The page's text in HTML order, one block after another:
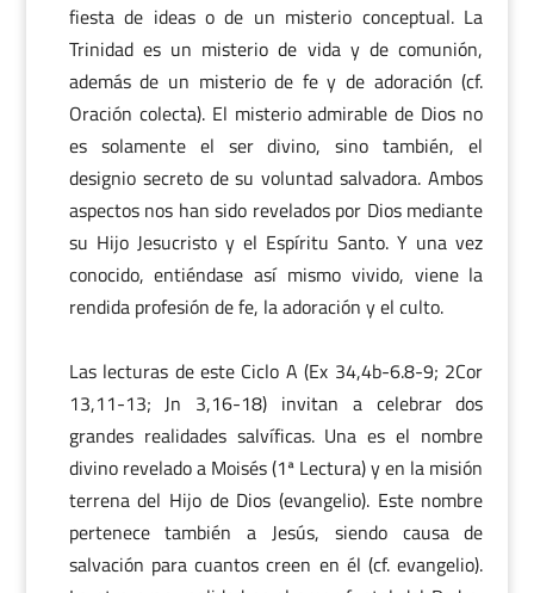
fiesta de ideas o de un misterio conceptual. La
Trinidad es un misterio de vida y de comunión,
además de un misterio de fe y de adoración (cf.
Oración colecta). El misterio admirable de Dios no
es solamente el ser divino, sino también, el
designio secreto de su voluntad salvadora. Ambos
aspectos nos han sido revelados por Dios mediante
su Hijo Jesucristo y el Espíritu Santo. Y una vez
conocido, entiéndase así mismo vivido, viene la
rendida profesión de fe, la adoración y el culto.
Las lecturas de este Ciclo A (Ex 34,4b-6.8-9; 2Cor
13,11-13; Jn 3,16-18) invitan a celebrar dos
grandes realidades salvíficas. Una es el nombre
divino revelado a Moisés (1ª Lectura) y en la misión
terrena del Hijo de Dios (evangelio). Este nombre
pertenece también a Jesús, siendo causa de
salvación para cuantos creen en él (cf. evangelio).